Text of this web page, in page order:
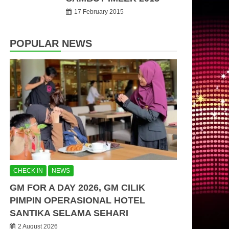
17 February 2015
POPULAR NEWS
CHECK IN NEWS
GM FOR A DAY 2026, GM CILIK
PIMPIN OPERASIONAL HOTEL
SANTIKA SELAMA SEHARI
2 August 2026